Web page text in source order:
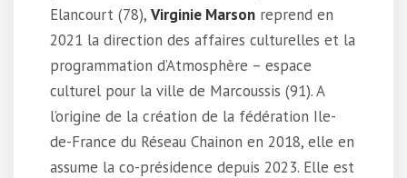
Elancourt (78), Virginie Marson reprend en
2021 la direction des affaires culturelles et la
programmation d’Atmosphère – espace
culturel pour la ville de Marcoussis (91). A
l’origine de la création de la fédération Ile-
de-France du Réseau Chainon en 2018, elle en
assume la co-présidence depuis 2023. Elle est